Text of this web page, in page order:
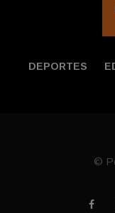
DEPORTES
©